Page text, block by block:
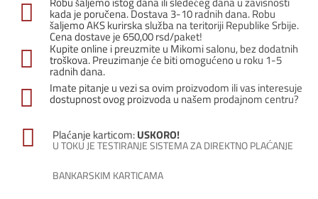
/
Bela
količina
kada je poručena. Dostava 3-10 radnih dana. Robu
šaljemo AKS kurirska služba na teritoriji Republike Srbije.
Cena dostave je 650,00 rsd/paket!
Kupite online i preuzmite u Mikomi salonu, bez dodatnih
troškova. Preuzimanje će biti omogućeno u roku 1-5
radnih dana.
Imate pitanje u vezi sa ovim proizvodom ili vas interesuje
dostupnost ovog proizvoda u našem prodajnom centru?
Plaćanje karticom:USKORO!
U TOKU JE TESTIRANJE SISTEMA ZA DIREKTNO PLAĆANJE
BANKARSKIM KARTICAMA